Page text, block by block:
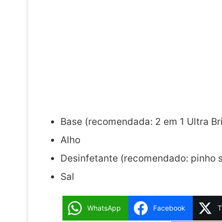
Base (recomendada: 2 em 1 Ultra
Alho
Desinfetante (recomendado: pinho
Sal
WhatsApp Facebook